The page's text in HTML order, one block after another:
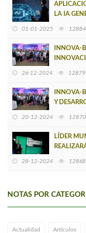
LA IA
01-01-2025 12884
INNOVA-
26-12-2024 12879
INNOVA-
Y
20-12-2024 12870
LÍDER
28-12-2024 12868
NOTAS POR
Actualidad Artículos